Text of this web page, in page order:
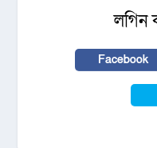
লগিন
Facebook